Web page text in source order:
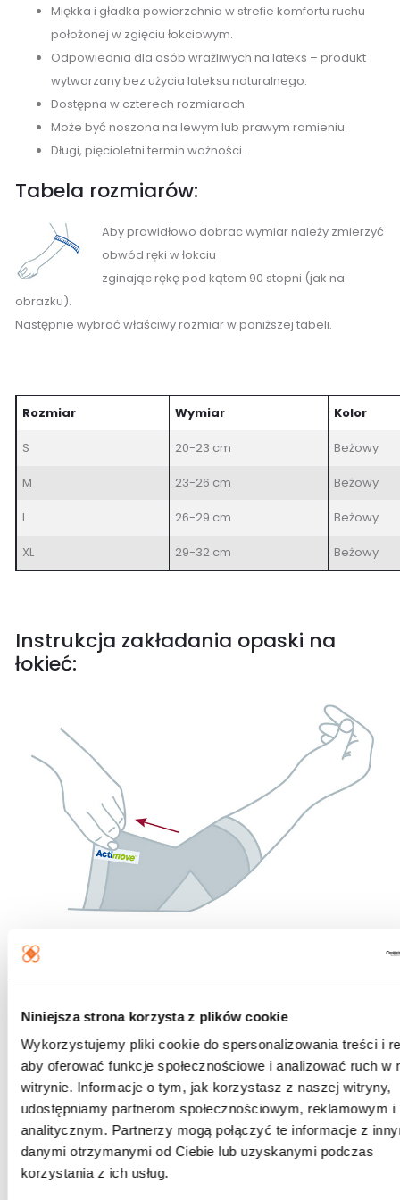
Niniejsza strona korzysta z plików cookie
Wykorzystujemy pliki cookie do spersonalizowania treści i
aby oferować funkcje społecznościowe i analizować ruch w
witrynie. Informacje o tym, jak korzystasz z naszej witryny,
udostępniamy partnerom społecznościowym, reklamowym i
analitycznym. Partnerzy mogą połączyć te informacje z
danymi otrzymanymi od Ciebie lub uzyskanymi podczas
korzystania z ich usług.
Miękka i gładka powierzchnia w strefie komfortu ruchu
położonej w zgięciu łokciowym.
Odpowiednia dla osób wrażliwych na lateks – produkt
wytwarzany bez użycia lateksu naturalnego.
Dostępna w czterech rozmiarach.
Może być noszona na lewym lub prawym ramieniu.
Długi, pięcioletni termin ważności.
Tabela rozmiarów:
Aby prawidłowo dobrac wymiar należy zmierzyć
obwód ręki w łokciu
zginając rękę pod kątem 90 stopni (jak na
obrazku).
Następnie wybrać właściwy rozmiar w poniższej tabeli.
Rozmiar Wymiar Kolor
S 20-23 cm Beżowy
M 23-26 cm Beżowy
L 26-29 cm Beżowy
XL 29-32 cm Beżowy
Instrukcja zakładania opaski na
łokieć:
używania lub etykietą.
Podmiot prowadzący reklamę: Inkontynencja Sp. z o.o.;
Producent Essity; Stosuj do unieruchomienia lub stabilizacji
kończyn i pleców.
Karta odpowiedzialności